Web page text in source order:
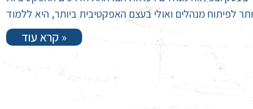
לפיתוח מנהלים ואולי בעצם האפקטיבית ביותר, היא ללמוד
קרא עוד »